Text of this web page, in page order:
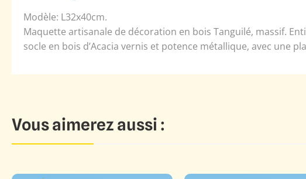
Modèle: L32x40cm.
Maquette artisanale de décoration en bois Tanguilé, massif.
socle en bois d’Acacia vernis et potence métallique, avec une
Vous aimerez aussi :